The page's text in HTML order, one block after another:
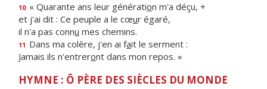
10 « Quarante ans leur génération m'a déçu, +
et j'ai dit : Ce peuple a le cœur égaré,
il n'a pas connu mes chemins.
11 Dans ma colère, j'en ai fait le serment :
Jamais ils n'entreront dans mon repos. »
HYMNE : Ô PÈRE DES SIÈCLES DU MONDE